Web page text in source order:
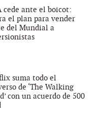
cede ante el boicot:
el plan para vender
del Mundial a
suma todo el
de ‘The Walking
con un acuerdo de 500